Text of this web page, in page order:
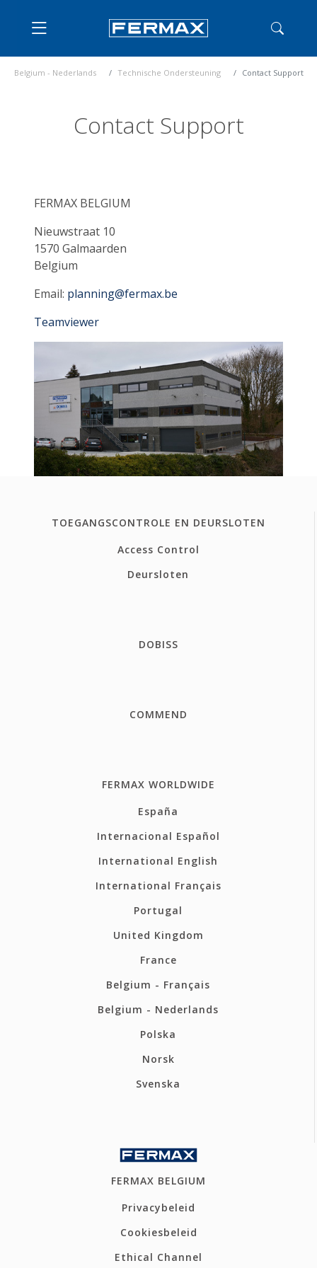
Belgium - Nederlands Technische Ondersteuning Contact Support
Contact Support
FERMAX BELGIUM
Nieuwstraat 10
1570 Galmaarden
Belgium
Email: planning@fermax.be
Teamviewer
TOEGANGSCONTROLE EN DEURSLOTEN
Access Control
Deursloten
DOBISS
COMMEND
FERMAX WORLDWIDE
España
Internacional Español
International English
International Français
Portugal
United Kingdom
France
Belgium - Français
Belgium - Nederlands
Polska
Norsk
Svenska
FERMAX BELGIUM
Privacybeleid
Cookiesbeleid
Ethical Channel